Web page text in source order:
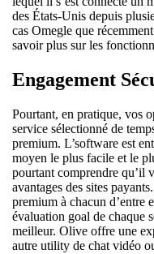
des États-Unis depuis
cas Omegle que
savoir plus sur les
Engagement
Pourtant, en pratique, vos
service sélectionné de
premium. L’software est
moyen le plus facile et le
pourtant comprendre qu’il
avantages des sites
premium à chacun d’entre
évaluation goal de chaque
meilleur. Olive offre une
autre utility de chat vidéo